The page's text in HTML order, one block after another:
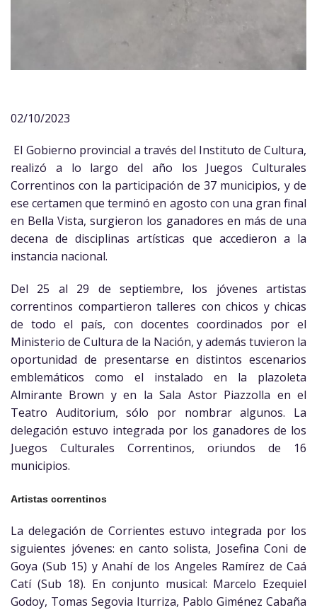
02/10/2023
El Gobierno provincial a través del Instituto de Cultura,
realizó a lo largo del año los Juegos Culturales
Correntinos con la participación de 37 municipios, y de
ese certamen que terminó en agosto con una gran final
en Bella Vista, surgieron los ganadores en más de una
decena de disciplinas artísticas que accedieron a la
instancia nacional.
Del 25 al 29 de septiembre, los jóvenes artistas
correntinos compartieron talleres con chicos y chicas
de todo el país, con docentes coordinados por el
Ministerio de Cultura de la Nación, y además tuvieron la
oportunidad de presentarse en distintos escenarios
emblemáticos como el instalado en la plazoleta
Almirante Brown y en la Sala Astor Piazzolla en el
Teatro Auditorium, sólo por nombrar algunos. La
delegación estuvo integrada por los ganadores de los
Juegos Culturales Correntinos, oriundos de 16
municipios.
Artistas correntinos
La delegación de Corrientes estuvo integrada por los
siguientes jóvenes: en canto solista, Josefina Coni de
Goya (Sub 15) y Anahí de los Angeles Ramírez de Caá
Catí (Sub 18). En conjunto musical: Marcelo Ezequiel
Godoy, Tomas Segovia Iturriza, Pablo Giménez Cabaña